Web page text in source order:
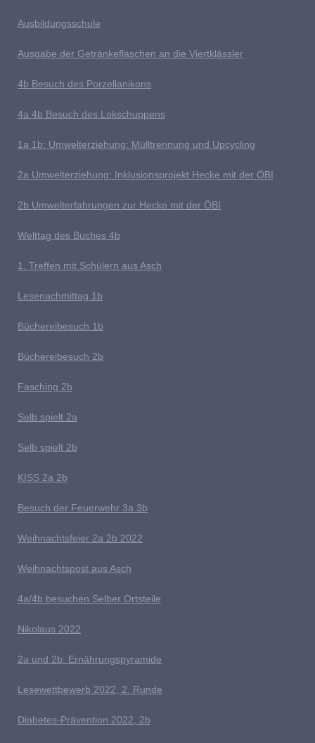
Ausbildungsschule
Ausgabe der Getränkeflaschen an die Viertklässler
4b Besuch des Porzellanikons
4a 4b Besuch des Lokschuppens
1 a 1b: Umwelterziehung: Mülltrennung und Upcycling
2a Umwelterziehung: Inklusionsprojekt Hecke mit der ÖBI
2b Umwelterfahrungen zur Hecke mit der ÖBI
Welttag des Buches 4b
1 . Treffen mit Schülern aus Asch
Lesenachmittag 1b
Büchereibesuch 1b
Büchereibesuch 2b
Fasching 2b
Selb spielt 2a
Selb spielt 2b
KISS 2a 2b
Besuch der Feuerwehr 3a 3b
Weihnachtsfeier 2a 2b 2022
Weihnachtspost aus Asch
4a/4b besuchen Selber Ortsteile
Nikolaus 2022
2a und 2b: Ernährungspyramide
Lesewettbewerb 2022, 2. Runde
Diabetes-Prävention 2022, 2b